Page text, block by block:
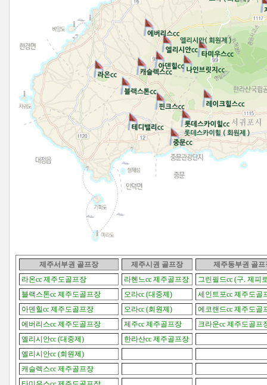
제주서부권 골프장 제주시권 골프장 제주동부권 골프
라온cc 제주도골프장
라헨느cc 제주골프장
그린필드cc (구. 제피
블랙스톤cc 제주도골프장
오라cc (대중제)
세인트포cc 제주도골
아덴힐cc 제주도골프장
오라cc (회원제)
에코랜드cc 제주도골
에버리스cc 제주도골프장
제주cc 제주골프장
크라운cc 제주도골프
엘리시안cc (대중제)
한라산cc 제주골프장
엘리시안cc (회원제)
캐슬렉스cc 제주골프장